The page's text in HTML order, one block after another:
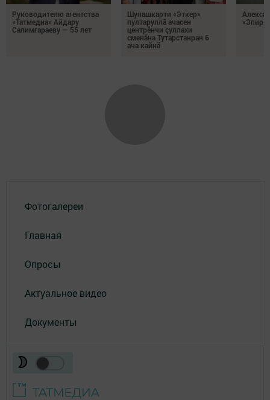
Руководителю агентства
«Татмедиа» Айдару
Салимгараеву — 55 лет
Шупашкарти «Эткер»
пултаруллă ачасен
центрӗнчи çуллахи
сменăна Тутарстанран 6
ача кайнă
«Эпир
Фотогалереи
Главная
Опросы
Актуальное видео
Документы